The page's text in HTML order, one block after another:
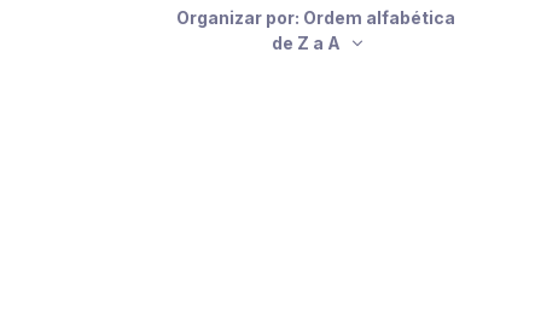
Organizar por: Ordem alfabética
de Z a A